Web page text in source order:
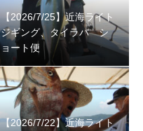
【2026/7/25】近海ライト
ジギング、タイラバ シ
ョート便
【2026/7/22】近海ライト